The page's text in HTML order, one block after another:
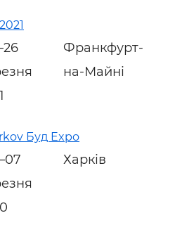
Франкфурт-
на-Майні
Буд Expo
Харків